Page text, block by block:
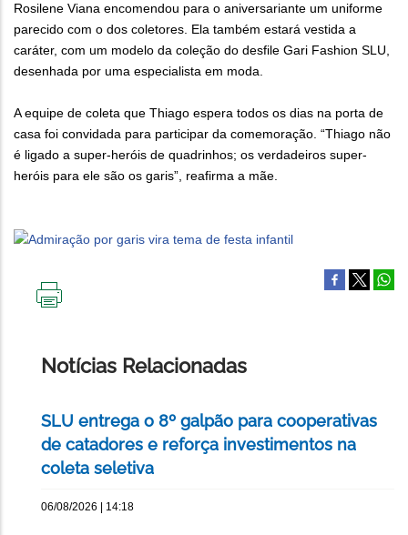
Rosilene Viana encomendou para o aniversariante um uniforme
parecido com o dos coletores. Ela também estará vestida a
caráter, com um modelo da coleção do desfile Gari Fashion SLU,
desenhada por uma especialista em moda.
A equipe de coleta que Thiago espera todos os dias na porta de
casa foi convidada para participar da comemoração. “Thiago não
é ligado a super-heróis de quadrinhos; os verdadeiros super-
heróis para ele são os garis”, reafirma a mãe.
Notícias Relacionadas
SLU entrega o 8º galpão para cooperativas
de catadores e reforça investimentos na
coleta seletiva
06/08/2026 | 14:18